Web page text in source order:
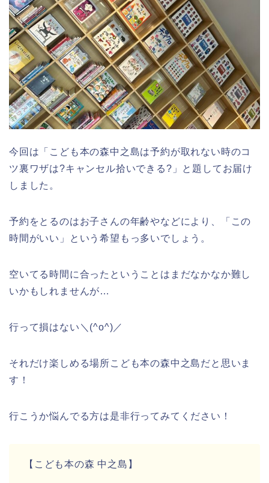
今回は「こども本の森中之島は予約が取れない時のコ
ツ裏ワザは?キャンセル拾いできる?」と題してお届け
しました。
予約をとるのはお子さんの年齢やなどにより、「この
時間がいい」という希望もっ多いでしょう。
空いてる時間に合ったということはまだなかなか難し
いかもしれませんが…
行って損はない＼(^o^)／
それだけ楽しめる場所こども本の森中之島だと思いま
す！
行こうか悩んでる方は是非行ってみてください！
【こども本の森 中之島】